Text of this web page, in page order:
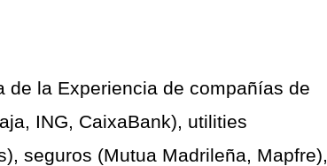
de la Experiencia de compañías de
ING, CaixaBank), utilities
seguros (Mutua Madrileña, Mapfre),